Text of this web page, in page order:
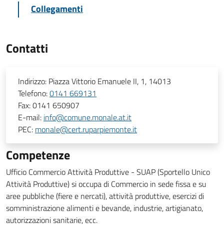
Collegamenti
Contatti
Indirizzo: Piazza Vittorio Emanuele II, 1, 14013
Telefono:0141 669131
Fax:0141 650907
E-mail: info@comune.monale.at.it
PEC: monale@cert.ruparpiemonte.it
Competenze
Ufficio Commercio Attività Produttive - SUAP (Sportello Unico
Attività Produttive) si occupa di Commercio in sede fissa e su
aree pubbliche (fiere e nercati), attività produttive, esercizi di
somministrazione alimenti e bevande, industrie, artigianato,
autorizzazioni sanitarie, ecc.